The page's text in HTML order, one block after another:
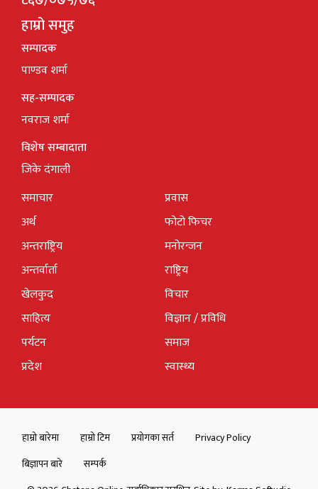
हाम्रो समुह
सम्पादक
पाण्डव शर्मा
सह-सम्पादक
नवराज शर्मा
विशेष सम्बादाता
जिके दंगाली
समाचार
अर्थ
अन्तराष्ट्रिय
अन्तर्वार्ता
खेलकुद
साहित्य
पर्यटन
प्रदेश
प्रवास
फोटो फिचर
मनोरन्जन
राष्ट्रिय
विचार
विज्ञान / प्रविधि
समाज
स्वास्थ्य
हाम्रो बारेमा हाम्रो टिम प्रयोगका सर्त
Privacy Policy
बिज्ञापन बारे
सम्पर्क